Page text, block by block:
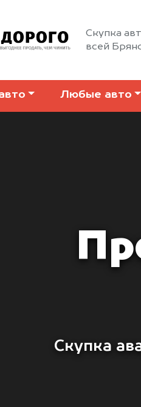
Скупка
всей
Любые авто
Скупка